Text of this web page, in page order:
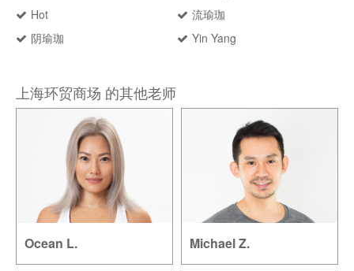
Hot
流瑜珈
阴瑜珈
Yin Yang
上海环贸商场 的其他老师
Ocean L. Michael Z.